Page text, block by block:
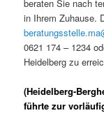
beraten Sie nach
in Ihrem Zuhause.
0621 174 – 1234
Heidelberg zu
(Heidelberg-
führte zur